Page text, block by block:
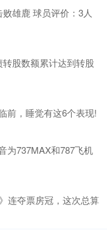
雄鹿 球员评价：3人
股数额累计达到转股
前，睡觉有这6个表现!
为737MAX和787飞机
连夺票房冠，这次总算